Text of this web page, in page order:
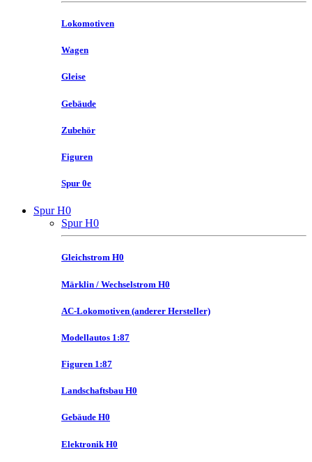
Lokomotiven
Wagen
Gleise
Gebäude
Zubehör
Figuren
Spur 0e
Spur H0
Spur H0
Gleichstrom H0
Märklin / Wechselstrom H0
AC-Lokomotiven (anderer Hersteller)
Modellautos 1:87
Figuren 1:87
Landschaftsbau H0
Gebäude H0
Elektronik H0